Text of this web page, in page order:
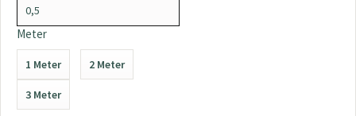
Meter
1 Meter 2 Meter
3 Meter